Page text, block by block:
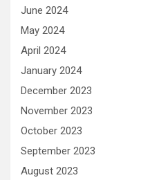
June 2024
May 2024
April 2024
January 2024
December 2023
November 2023
October 2023
September 2023
August 2023